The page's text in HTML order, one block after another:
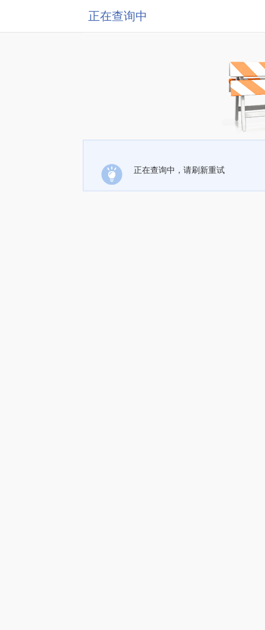
正在查询中
正在查询中，请刷新重试